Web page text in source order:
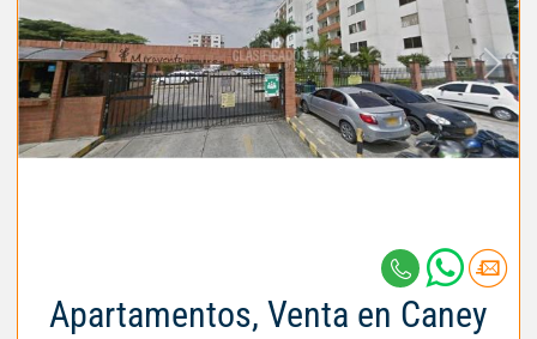
Apartamentos, Venta en Caney